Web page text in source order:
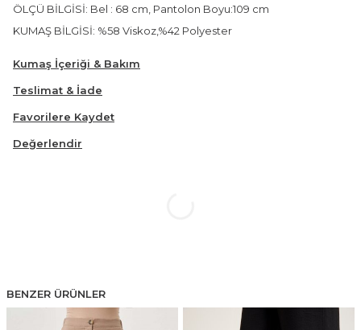
ÖLÇÜ BİLGİSİ: Bel : 68 cm, Pantolon Boyu:109 cm
KUMAŞ BİLGİSİ: %58 Viskoz,%42 Polyester
Kumaş İçeriği & Bakım
Teslimat & İade
Favorilere Kaydet
Değerlendir
BENZER ÜRÜNLER